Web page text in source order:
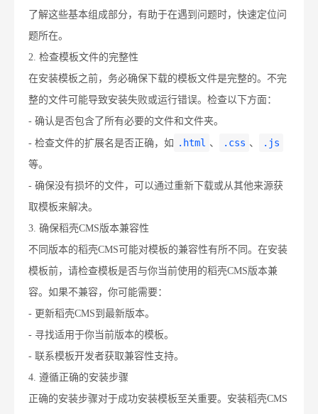
了解这些基本组成部分，有助于在遇到问题时，快速定位问
题所在。
2. 检查模板文件的完整性
在安装模板之前，务必确保下载的模板文件是完整的。不完
整的文件可能导致安装失败或运行错误。检查以下方面：
- 确认是否包含了所有必要的文件和文件夹。
- 检查文件的扩展名是否正确，如 .html 、 .css 、 .js
等。
- 确保没有损坏的文件，可以通过重新下载或从其他来源获
取模板来解决。
3. 确保稻壳CMS版本兼容性
不同版本的稻壳CMS可能对模板的兼容性有所不同。在安装
模板前，请检查模板是否与你当前使用的稻壳CMS版本兼
容。如果不兼容，你可能需要：
- 更新稻壳CMS到最新版本。
- 寻找适用于你当前版本的模板。
- 联系模板开发者获取兼容性支持。
4. 遵循正确的安装步骤
正确的安装步骤对于成功安装模板至关重要。安装稻壳CMS